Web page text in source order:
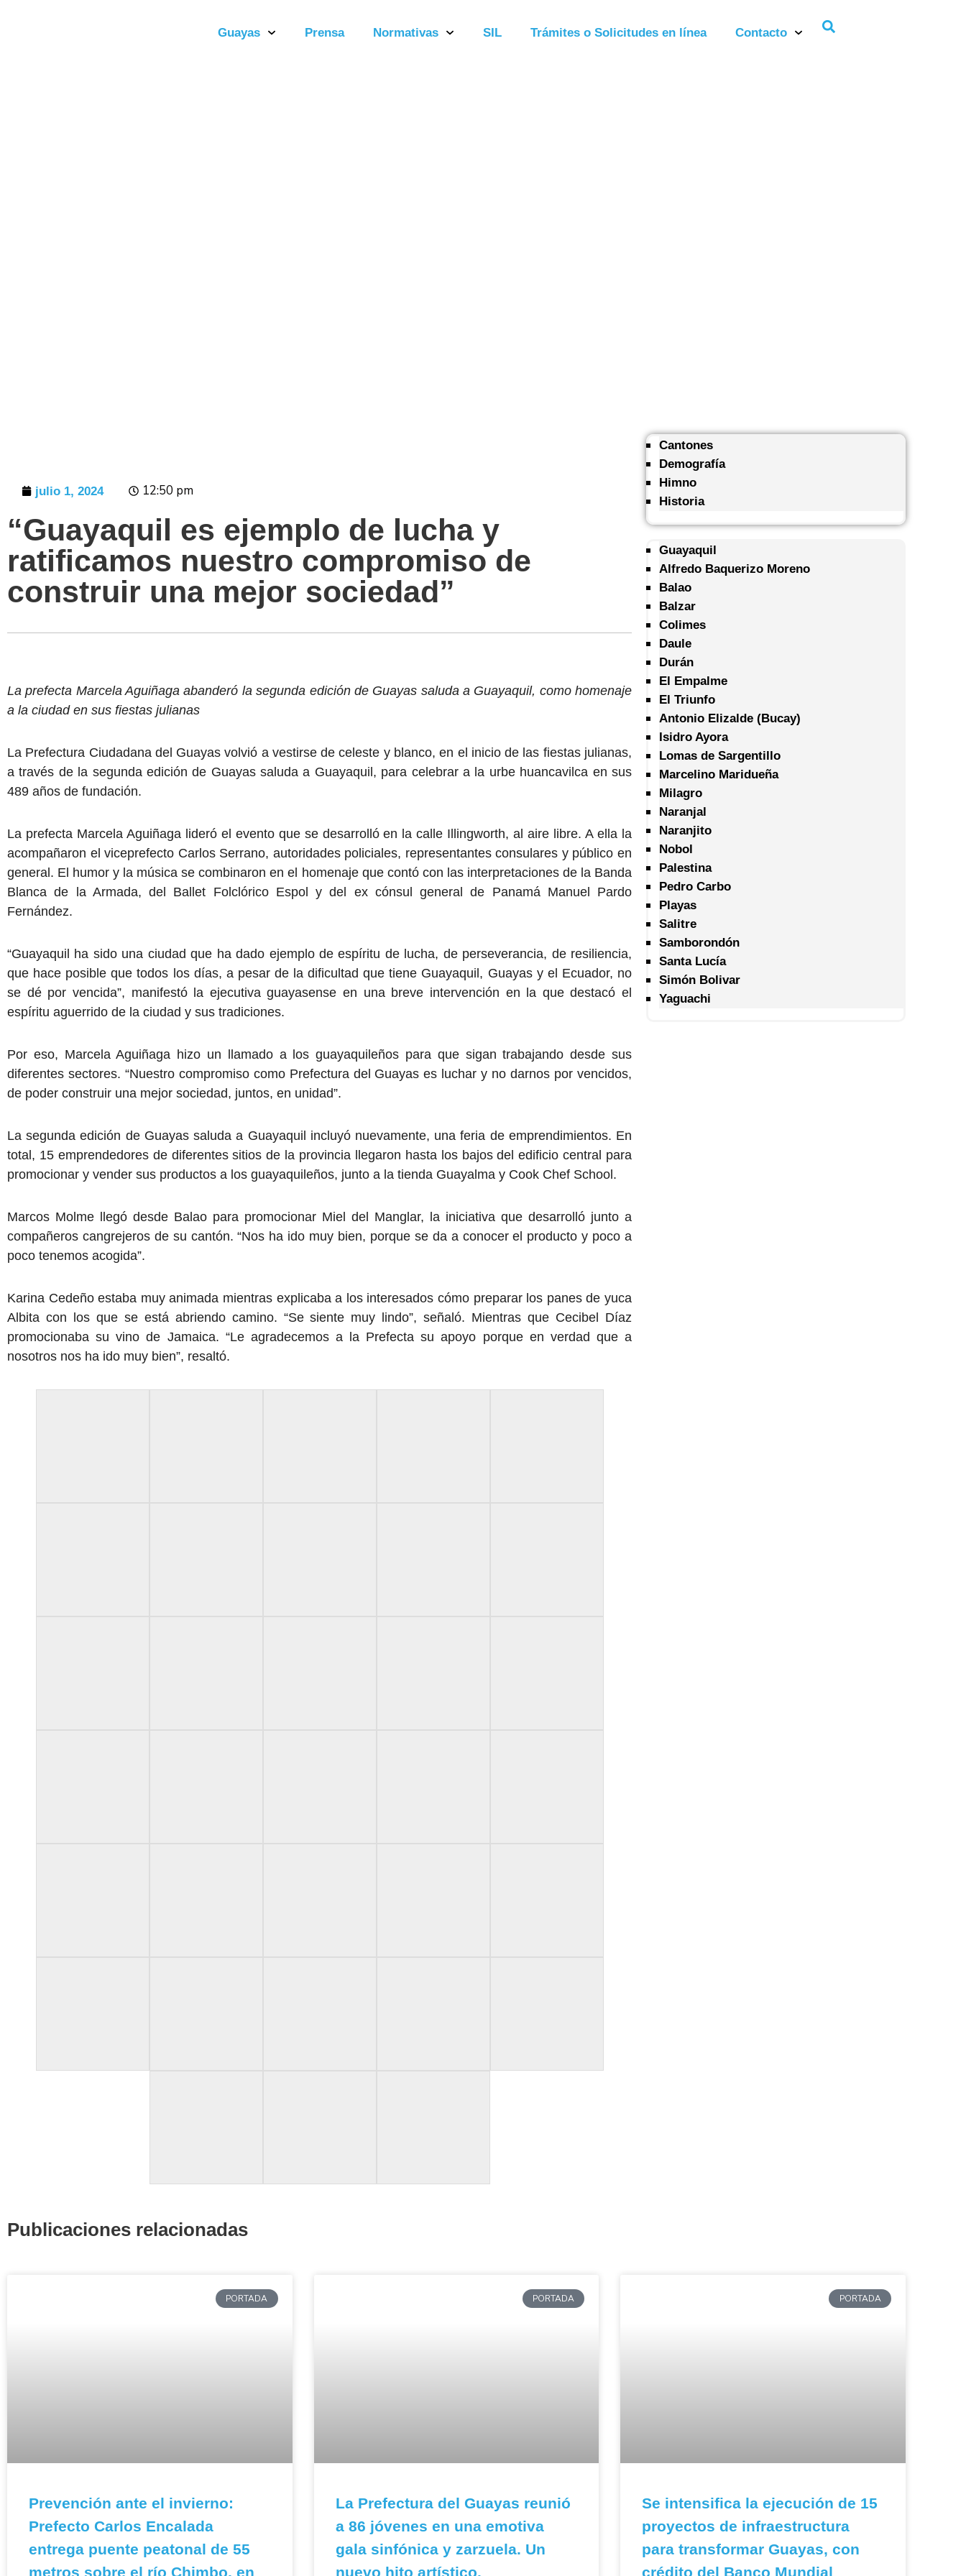
Guayas Prensa Normativas SIL Trámites o Solicitudes en línea Contacto
julio 1, 2024 12:50 pm
“Guayaquil es ejemplo de lucha y
ratificamos nuestro compromiso de
construir una mejor sociedad”
La prefecta Marcela Aguiñaga abanderó la segunda edición de Guayas saluda a Guayaquil, como homenaje
a la ciudad en sus fiestas julianas
La Prefectura Ciudadana del Guayas volvió a vestirse de celeste y blanco, en el inicio de las fiestas julianas,
a través de la segunda edición de Guayas saluda a Guayaquil, para celebrar a la urbe huancavilca en sus
489 años de fundación.
La prefecta Marcela Aguiñaga lideró el evento que se desarrolló en la calle Illingworth, al aire libre. A ella la
acompañaron el viceprefecto Carlos Serrano, autoridades policiales, representantes consulares y público en
general. El humor y la música se combinaron en el homenaje que contó con las interpretaciones de la Banda
Blanca de la Armada, del Ballet Folclórico Espol y del ex cónsul general de Panamá Manuel Pardo
Fernández.
“Guayaquil ha sido una ciudad que ha dado ejemplo de espíritu de lucha, de perseverancia, de resiliencia,
que hace posible que todos los días, a pesar de la dificultad que tiene Guayaquil, Guayas y el Ecuador, no
se dé por vencida”, manifestó la ejecutiva guayasense en una breve intervención en la que destacó el
espíritu aguerrido de la ciudad y sus tradiciones.
Por eso, Marcela Aguiñaga hizo un llamado a los guayaquileños para que sigan trabajando desde sus
diferentes sectores. “Nuestro compromiso como Prefectura del Guayas es luchar y no darnos por vencidos,
de poder construir una mejor sociedad, juntos, en unidad”.
La segunda edición de Guayas saluda a Guayaquil incluyó nuevamente, una feria de emprendimientos. En
total, 15 emprendedores de diferentes sitios de la provincia llegaron hasta los bajos del edificio central para
promocionar y vender sus productos a los guayaquileños, junto a la tienda Guayalma y Cook Chef School.
Marcos Molme llegó desde Balao para promocionar Miel del Manglar, la iniciativa que desarrolló junto a
compañeros cangrejeros de su cantón. “Nos ha ido muy bien, porque se da a conocer el producto y poco a
poco tenemos acogida”.
Karina Cedeño estaba muy animada mientras explicaba a los interesados cómo preparar los panes de yuca
Albita con los que se está abriendo camino. “Se siente muy lindo”, señaló. Mientras que Cecibel Díaz
promocionaba su vino de Jamaica. “Le agradecemos a la Prefecta su apoyo porque en verdad que a
nosotros nos ha ido muy bien”, resaltó.
Cantones
Demografía
Himno
Historia
Guayaquil
Alfredo Baquerizo Moreno
Balao
Balzar
Colimes
Daule
Durán
El Empalme
El Triunfo
Antonio Elizalde (Bucay)
Isidro Ayora
Lomas de Sargentillo
Marcelino Maridueña
Milagro
Naranjal
Naranjito
Nobol
Palestina
Pedro Carbo
Playas
Salitre
Samborondón
Santa Lucía
Simón Bolivar
Yaguachi
Publicaciones relacionadas
PORTADA
Prevención ante el invierno:
Prefecto Carlos Encalada
entrega puente peatonal de 55
metros sobre el río Chimbo, en
PORTADA
La Prefectura del Guayas reunió
a 86 jóvenes en una emotiva
gala sinfónica y zarzuela. Un
nuevo hito artístico.
PORTADA
Se intensifica la ejecución de 15
proyectos de infraestructura
para transformar Guayas, con
crédito del Banco Mundial